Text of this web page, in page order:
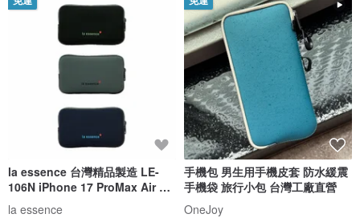
la essence 台灣精品製造 LE-
106N iPhone 17 ProMax Air 手
機包
la essence
手機包 男生用手機皮套 防水緩震
手機袋 旅行小包 台灣工廠直營
OneJoy